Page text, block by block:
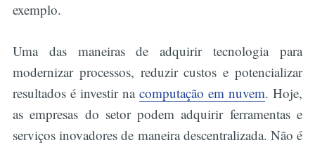
exemplo.
Uma das maneiras de adquirir tecnologia para
modernizar processos, reduzir custos e potencializar
resultados é investir nacomputação em nuvem. Hoje,
as empresas do setor podem adquirir ferramentas e
serviços inovadores de maneira descentralizada. Não é